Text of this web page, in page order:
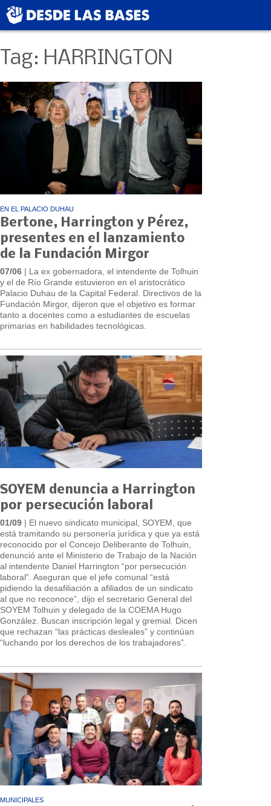
Tag: HARRINGTON
EN EL PALACIO DUHAU
Bertone, Harrington y Pérez,
presentes en el lanzamiento
de la Fundación Mirgor
07/06 | La ex gobernadora, el intendente de Tolhuin
y el de Río Grande estuvieron en el aristocrático
Palacio Duhau de la Capital Federal. Directivos de la
Fundación Mirgor, dijeron que el objetivo es formar
tanto a docentes como a estudiantes de escuelas
primarias en habilidades tecnológicas.
SOYEM denuncia a Harrington
por persecución laboral
01/09 | El nuevo sindicato municipal, SOYEM, que
está tramitando su personería jurídica y que ya está
reconocido por el Concejo Deliberante de Tolhuin,
denunció ante el Ministerio de Trabajo de la Nación
al intendente Daniel Harrington “por persecución
laboral”. Aseguran que el jefe comunal “está
pidiendo la desafiliación a afiliados de un sindicato
al que no reconoce”, dijo el secretario General del
SOYEM Tolhuin y delegado de la COEMA Hugo
González. Buscan inscripción legal y gremial. Dicen
que rechazan “las prácticas desleales” y continúan
“luchando por los derechos de los trabajadores”.
MUNICIPALES